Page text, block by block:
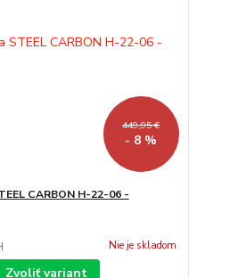
449,95 €
- 8 %
CARBON H-22-06 -
Nie je skladom
Zvoliť variant